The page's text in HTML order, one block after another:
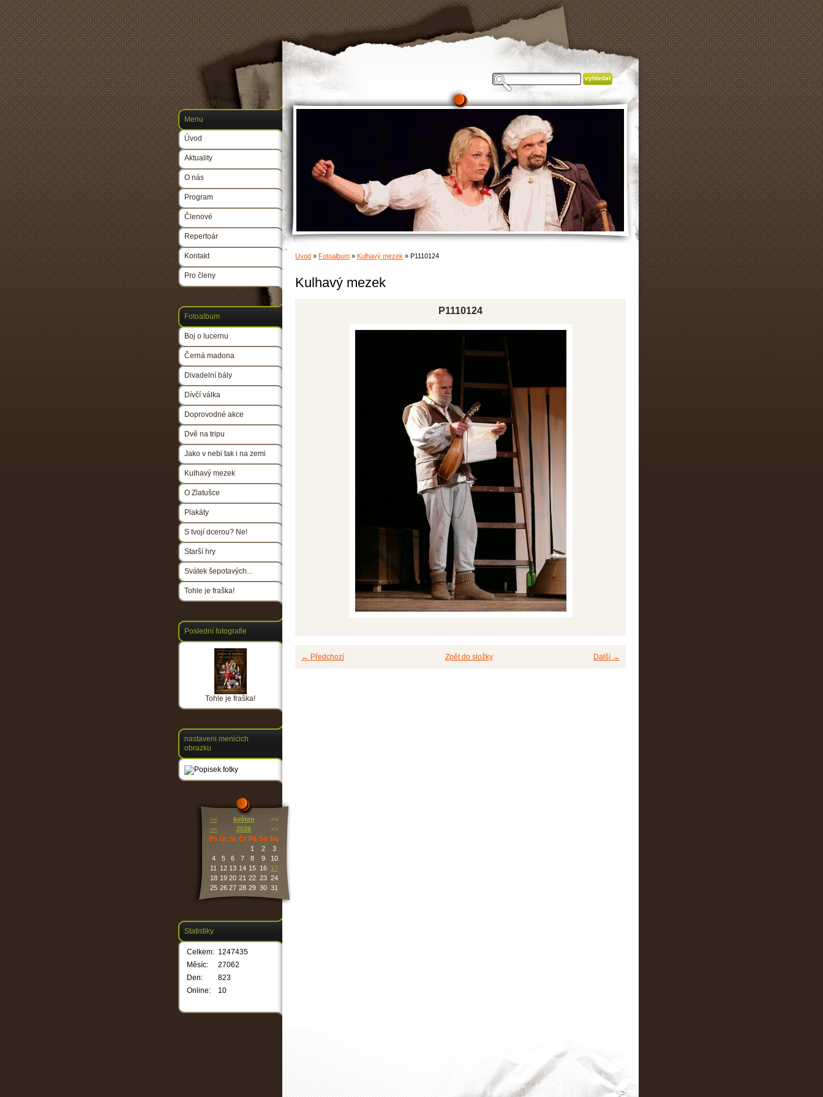
Úvod » Fotoalbum » Kulhavý mezek » P1110124
Kulhavý mezek
P1110124
← Předchozí Další →
Zpět do složky
Menu
Úvod
Aktuality
O nás
Program
Členové
Repertoár
Kontakt
Pro členy
Fotoalbum
Boj o lucernu
Černá madona
Divadelní bály
Dívčí válka
Doprovodné akce
Dvě na tripu
Jako v nebi tak i na zemi
Kulhavý mezek
O Zlatušce
Plakáty
S tvojí dcerou? Ne!
Starší hry
Svátek šepotavých...
Tohle je fraška!
Poslední fotografie
Tohle je fraška!
nastaveni menicich
obrazku
<< květen
>>
<<
2026
>>
Po Út St Čt Pá So Ne
1
2
3
4
5 6 7 8 9
10
11
12 13 14 15 16
17
18 19 20 21 22 23 24
25 26 27 28 29 30 31
Statistiky
Online: 10
Celkem: 1247435
Měsíc:
27062
Den:
823